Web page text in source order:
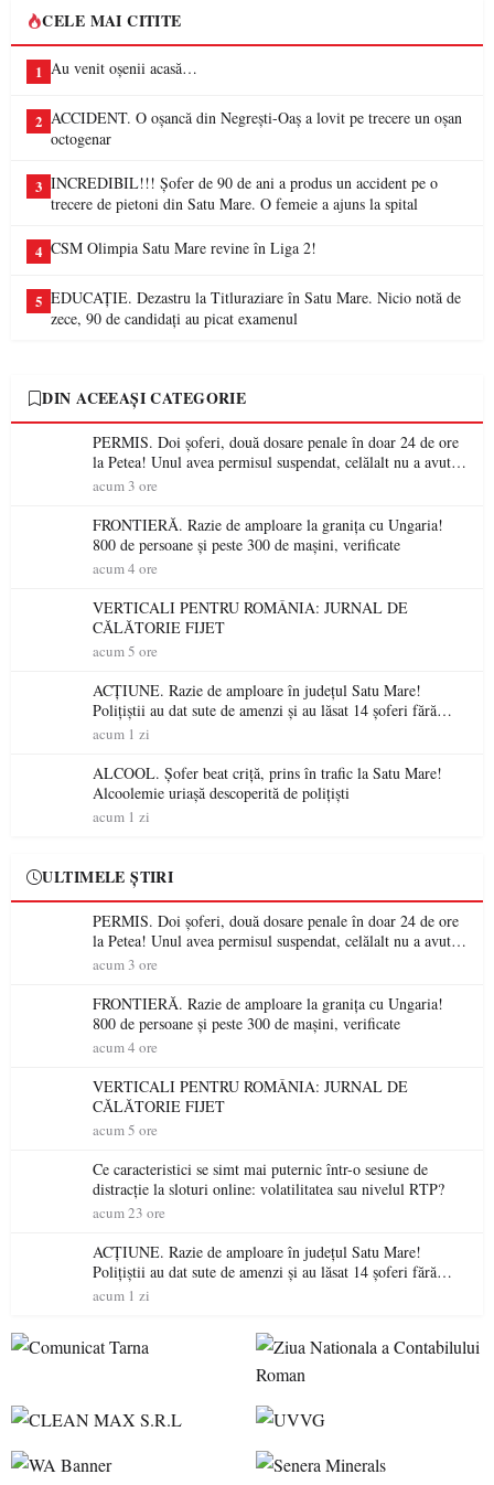
CELE MAI CITITE
1 Au venit oșenii acasă…
2 ACCIDENT. O oșancă din Negrești-Oaș a lovit pe trecere un oșan
octogenar
3 INCREDIBIL!!! Șofer de 90 de ani a produs un accident pe o
trecere de pietoni din Satu Mare. O femeie a ajuns la spital
4 CSM Olimpia Satu Mare revine în Liga 2!
5 EDUCAȚIE. Dezastru la Titluraziare în Satu Mare. Nicio notă de
zece, 90 de candidați au picat examenul
DIN ACEEAȘI CATEGORIE
PERMIS. Doi șoferi, două dosare penale în doar 24 de ore
la Petea! Unul avea permisul suspendat, celălalt nu a avut
niciodată permis
acum 3 ore
FRONTIERĂ. Razie de amploare la granița cu Ungaria!
800 de persoane și peste 300 de mașini, verificate
acum 4 ore
VERTICALI PENTRU ROMÂNIA: JURNAL DE
CĂLĂTORIE FIJET
acum 5 ore
ACȚIUNE. Razie de amploare în județul Satu Mare!
Polițiștii au dat sute de amenzi și au lăsat 14 șoferi fără
permis într-o singură zi
acum 1 zi
ALCOOL. Șofer beat criță, prins în trafic la Satu Mare!
Alcoolemie uriașă descoperită de polițiști
acum 1 zi
ULTIMELE ȘTIRI
PERMIS. Doi șoferi, două dosare penale în doar 24 de ore
la Petea! Unul avea permisul suspendat, celălalt nu a avut
niciodată permis
acum 3 ore
FRONTIERĂ. Razie de amploare la granița cu Ungaria!
800 de persoane și peste 300 de mașini, verificate
acum 4 ore
VERTICALI PENTRU ROMÂNIA: JURNAL DE
CĂLĂTORIE FIJET
acum 5 ore
Ce caracteristici se simt mai puternic într-o sesiune de
distracție la sloturi online: volatilitatea sau nivelul RTP?
acum 23 ore
ACȚIUNE. Razie de amploare în județul Satu Mare!
Polițiștii au dat sute de amenzi și au lăsat 14 șoferi fără
permis într-o singură zi
acum 1 zi